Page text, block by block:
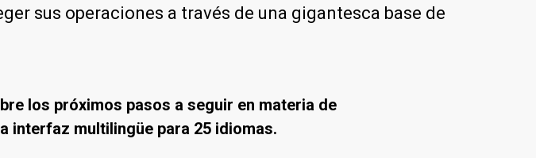
sus operaciones a través de una gigantesca base de
los próximos pasos a seguir en materia de
interfaz multilingüe para 25 idiomas.